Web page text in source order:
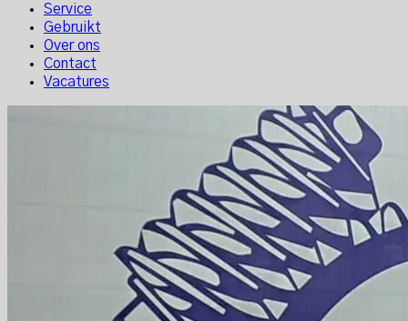
Service
Gebruikt
Over ons
Contact
Vacatures